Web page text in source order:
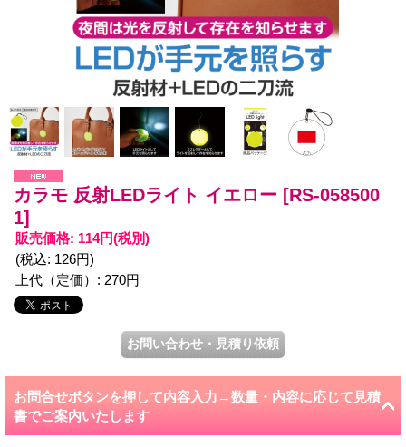
カラモ 反射LEDライト イエロー [RS-058500
1]
販売価格: 114円(税別)
(税込: 126円)
上代（定価） : 270円
お問合せボタンを押して内容入力→数量・内容に応じて見積
書でご案内いたします